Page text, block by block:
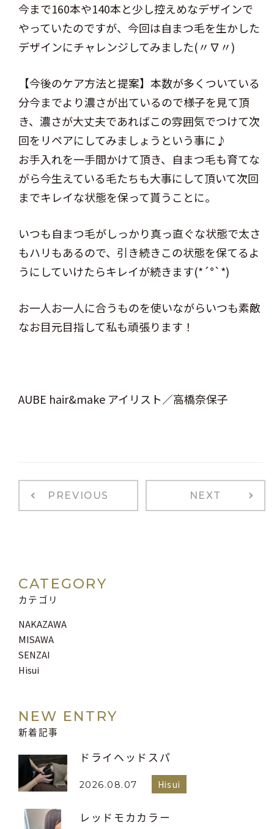
今まで160本や140本と少し控えめなデザインで
やっていたのですが、今回は自まつ毛を生かした
デザインにチャレンジしてみました(〃∇〃)
【今後のケア方法と提案】本数が多くついている
分今までより濃さが出ているので様子を見て頂
き、濃さが大丈夫であればこの雰囲気でつけて次
回をリペアにしてみましょうという事に♪
お手入れを一手間かけて頂き、自まつ毛も育てな
がら今生えている毛たちも大事にして頂いて次回
までキレイな状態を保って貰うことに。
いつも自まつ毛がしっかり真っ直ぐな状態で太さ
もハリもあるので、引き続きこの状態を保てるよ
うにしていけたらキレイが続きます(*´°`*)
お一人お一人に合うものを使いながらいつも素敵
なお目元目指して私も頑張ります！
AUBE hair&make アイリスト／高橋奈保子
PREVIOUS NEXT
CATEGORY
カテゴリ
NAKAZAWA
MISAWA
SENZAI
Hisui
NEW ENTRY
新着記事
ドライヘッドスパ
2026.08.07 Hisui
レッドモカカラー